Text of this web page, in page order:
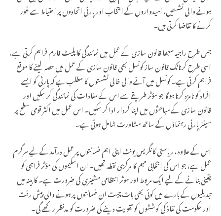
ہونے والی نشستیں، امیدواروں کے انتخاب اور پارٹی اتحادوں پر احتیاط سے غور
کرنے کا تقاضا کرتی ہیں۔
جس طرح راجیہ سبھا قانون سازی کے عمل میں نمائندگی کا پلیٹ فارم فراہم کرتی ہے،
اسی طرح کرناٹک قانون ساز کونسل بھی قانون سازی کے عمل میں حصہ لینے کا موقع
فراہم کرتی ہے۔ کونسل میں آنے والی خالی نشستوں کا مطلب ہے کہ پارٹی کو ایسے
افراد کو نامزد کرنا ہوگا جو مؤثر طریقے سے اس کے مفادات کی نمائندگی کر سکیں اور
قانون سازی کے مباحثوں میں اپنا کردار ادا کر سکیں۔ اس عمل میں اکثر قومی سطح پر
سینئر پارٹی رہنماؤں کے ساتھ مشاورت شامل ہوتی ہے۔
اس کے علاوہ، ریاستی کانگریس یونٹ اپنی اہم ضمانتوں پر عمل درآمد کے لیے سرگرم
عمل ہے، جو اس کی انتخابی مہم کا مرکزی نقطہ تھیں۔ ان اسکیموں کی مؤثر فراہمی کو
یقینی بنانے کے لیے ایک مربوط اور موثر انتظامی مشینری کی ضرورت ہے۔ کابینہ میں
تبدیلیوں کے بارے میں کوئی بھی بات چیت ان ضمانتوں پر ہونے والی پیش رفت
اور حکومت کی نفاذ کی کوششوں کو تقویت دینے کی ضرورت کو مدنظر رکھے گی۔